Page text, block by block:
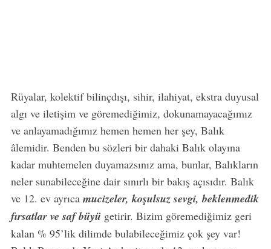
Rüyalar, kolektif bilinçdışı, sihir, ilahiyat, ekstra duyusal
algı ve iletişim ve göremediğimiz, dokunamayacağımız
ve anlayamadığımız hemen hemen her şey, Balık
âlemidir. Benden bu sözleri bir dahaki Balık olayına
kadar muhtemelen duyamazsınız ama, bunlar, Balıkların
neler sunabileceğine dair sınırlı bir bakış açısıdır. Balık
ve 12. ev ayrıca mucizeler, koşulsuz sevgi, beklenmedik
fırsatlar ve saf büyü getirir. Bizim göremediğimiz geri
kalan % 95’lik dilimde bulabileceğimiz çok şey var!